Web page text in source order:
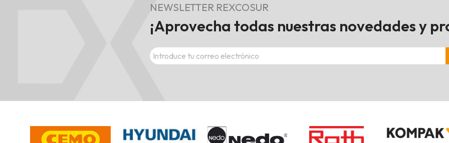
NEWSLETTER REXCOSUR
¡Aprovecha todas nuestras novedades y